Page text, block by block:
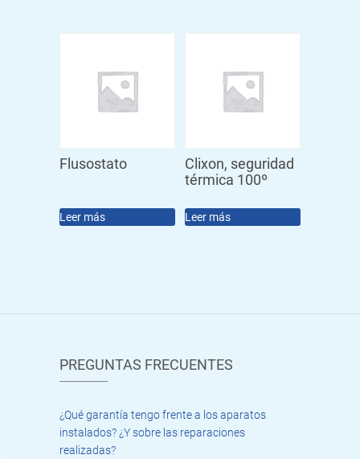
Flusostato
Leer más
Clixon, seguridad
térmica 100º
Leer más
PREGUNTAS FRECUENTES
¿Qué garantía tengo frente a los aparatos
instalados? ¿Y sobre las reparaciones
realizadas?